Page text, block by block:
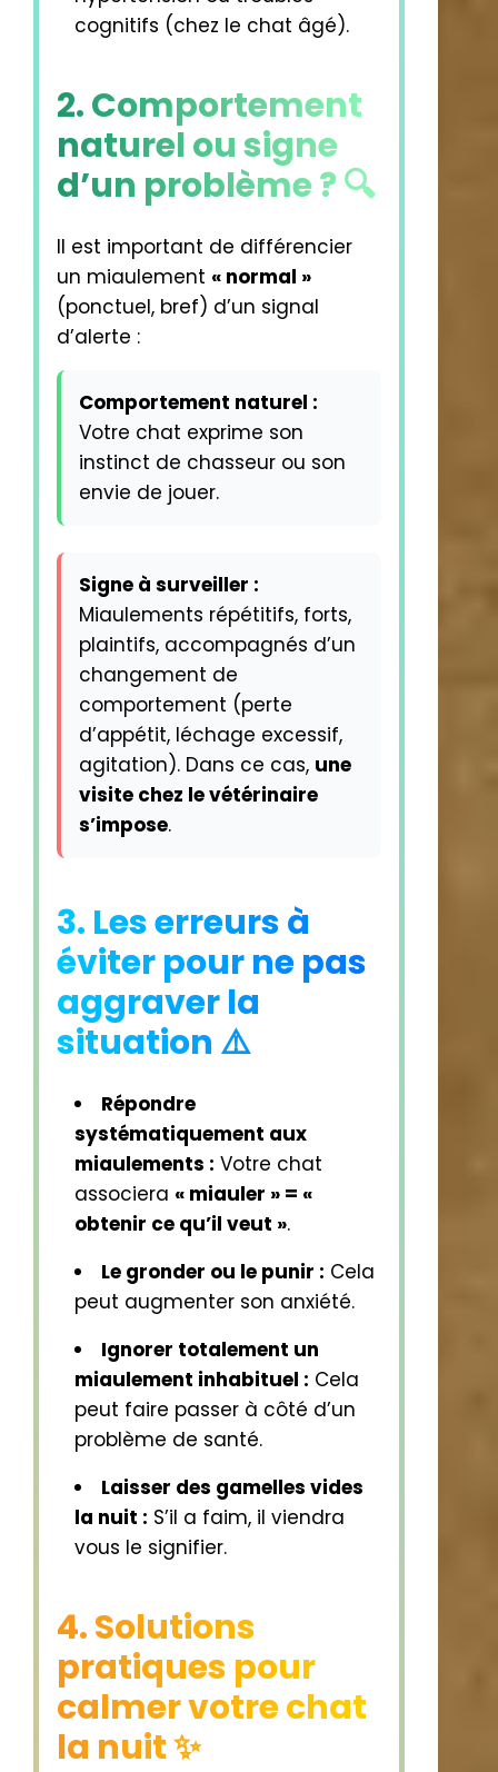
cognitifs (chez le chat âgé).
2. Comportement
naturel ou signe
d’un problème ? 🔍
Il est important de différencier
un miaulement « normal »
(ponctuel, bref) d’un signal
d’alerte :
Comportement naturel :
Votre chat exprime son
instinct de chasseur ou son
envie de jouer.
Signe à surveiller :
Miaulements répétitifs, forts,
plaintifs, accompagnés d’un
changement de
comportement (perte
d’appétit, léchage excessif,
agitation). Dans ce cas, une
visite chez le vétérinaire
s’impose.
3. Les erreurs à
éviter pour ne pas
aggraver la
situation ⚠️
Répondre
systématiquement aux
miaulements : Votre chat
associera « miauler » = «
obtenir ce qu’il veut ».
Le gronder ou le punir : Cela
peut augmenter son anxiété.
Ignorer totalement un
miaulement inhabituel : Cela
peut faire passer à côté d’un
problème de santé.
Laisser des gamelles vides
la nuit : S’il a faim, il viendra
vous le signifier.
4. Solutions
pratiques pour
calmer votre chat
la nuit ✨